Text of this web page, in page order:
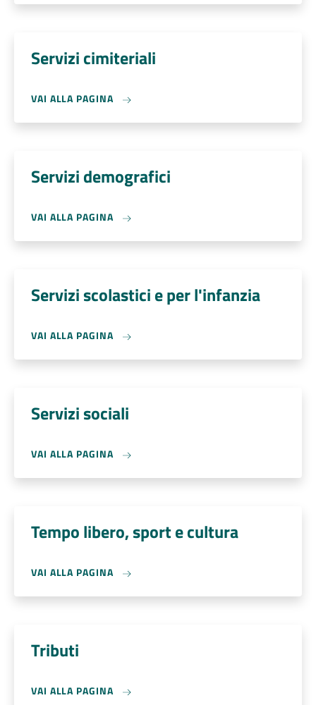
Servizi cimiteriali
VAI ALLA PAGINA
Servizi demografici
VAI ALLA PAGINA
Servizi scolastici e per l'infanzia
VAI ALLA PAGINA
Servizi sociali
VAI ALLA PAGINA
Tempo libero, sport e cultura
VAI ALLA PAGINA
Tributi
VAI ALLA PAGINA